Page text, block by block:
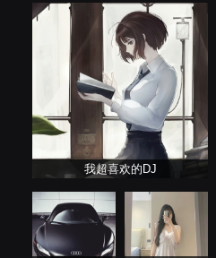
我超喜欢的DJ